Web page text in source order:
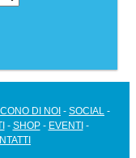
DI NOI - SOCIAL -
- SHOP- EVENTI -